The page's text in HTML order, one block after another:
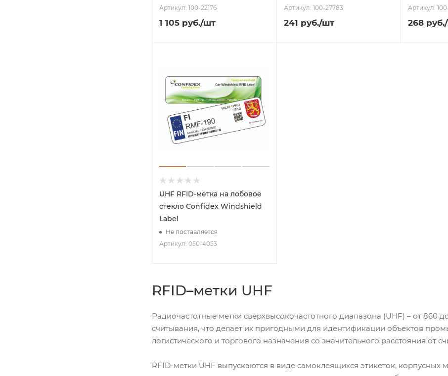
Артикул: 100-22176
1 105 руб./шт
Артикул: 100-27783
241 руб./шт
Артикул:
268 руб.
UHF RFID-метка на лобовое
стекло Confidex Windshield
Label
Не поставляется
Артикул: 050-4053
RFID–метки UHF
Радиочастотные метки сверхвысокочастотного диапазона (UHF) – от 860
считывания, что делает их пригодными для идентификации объектов
логистического и торгового назначения со значительного расстояния от
RFID-метки UHF выпускаются в виде самоклеящихся этикеток, корпусных